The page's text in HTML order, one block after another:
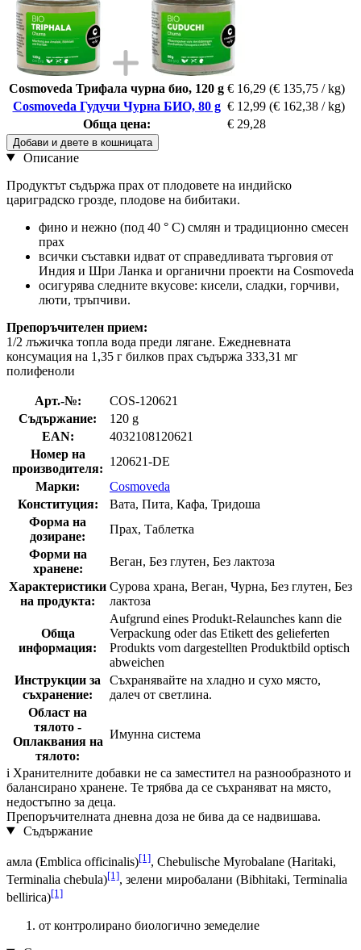
Cosmoveda Трифала чурна био, 120 g € 16,29 (€ 135,75 / kg)
Cosmoveda Гудучи Чурна БИО, 80 g € 12,99 (€ 162,38 / kg)
Обща цена:
€ 29,28
Добави и двете в кошницата
Описание
Продуктът съдържа прах от плодовете на индийско
цариградско грозде, плодове на бибитаки.
фино и нежно (под 40 ° C) смлян и традиционно смесен
прах
всички съставки идват от справедливата търговия от
Индия и Шри Ланка и органични проекти на Cosmoveda
осигурява следните вкусове: кисели, сладки, горчиви,
люти, тръпчиви.
Препоръчителен прием:
1/2 лъжичка топла вода преди лягане. Ежедневната
консумация на 1,35 г билков прах съдържа 333,31 мг
полифеноли
Арт.-№:
COS-120621
Съдържание:
120 g
EAN:
4032108120621
Номер на
производителя:
120621-DE
Марки:
Cosmoveda
Конституция:
Вата, Пита, Кафа, Тридоша
Форма на
дозиране:
Прах, Таблетка
Форми на
хранене:
Веган, Без глутен, Без лактоза
Характеристики
на продукта:
Сурова храна, Веган, Чурна, Без глутен, Без
лактоза
Обща
информация:
Aufgrund eines Produkt-Relaunches kann die
Verpackung oder das Etikett des gelieferten
Produkts vom dargestellten Produktbild optisch
abweichen
Инструкции за
съхранение:
Съхранявайте на хладно и сухо място,
далеч от светлина.
Област на
тялото -
Оплаквания на
тялото:
Имунна система
i Хранителните добавки не са заместител на разнообразното и
балансирано хранене. Те трябва да се съхраняват на място,
недостъпно за деца.
Препоръчителната дневна доза не бива да се надвишава.
Съдържание
амла (Emblica officinalis)[1], Chebulische Myrobalane (Haritaki,
Terminalia chebula)[1], зелени миробалани (Bibhitaki, Terminalia
bellirica)[1]
от контролирано биологично земеделие